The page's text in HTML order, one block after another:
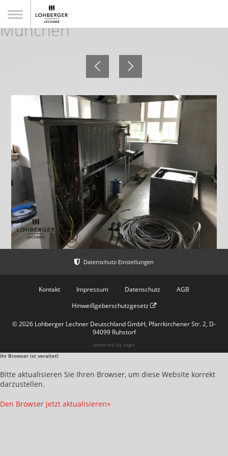
Umbau des Asam-Schlössl,
München
Kontakt Impressum Datenschutz
AGB
Hinweißgeberschutzgesetz
© 2026 Lohberger Lechner Deutschland GmbH, Pfarrkirchener Str. 2, D-
94099 Ruhstorf
powered by togis
Ihr Browser ist veraltet!
Bitte aktualisieren Sie Ihren Browser, um diese Website korrekt
darzustellen.
Den Browser jetzt aktualisieren×